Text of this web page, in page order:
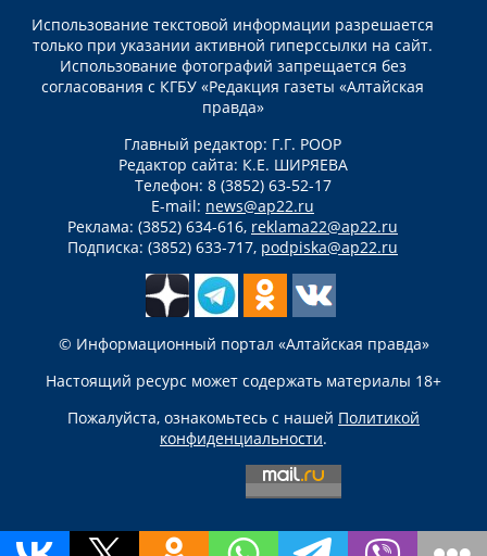
Использование текстовой информации разрешается
только при указании активной гиперссылки на сайт.
Использование фотографий запрещается без
согласования с КГБУ «Редакция газеты «Алтайская
правда»
Главный редактор: Г.Г. РООР
Редактор сайта: К.Е. ШИРЯЕВА
Телефон: 8 (3852) 63-52-17
E-mail: news@ap22.ru
Реклама: (3852) 634-616, reklama22@ap22.ru
Подписка: (3852) 633-717, podpiska@ap22.ru
© Информационный портал «Алтайская правда»
Настоящий ресурс может содержать материалы 18+
Пожалуйста, ознакомьтесь с нашей Политикой
конфиденциальности.